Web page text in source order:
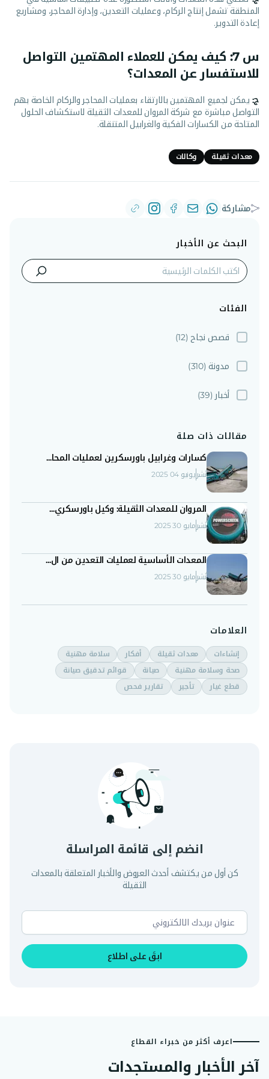
المنطقة تشمل إنتاج الركام، وعمليات التعدين، وإدارة المحاجر، ومشاريع
إعادة التدوير.
س 7: كيف يمكن للعملاء المهتمين التواصل
للاستفسار عن المعدات؟
ج: يمكن لجميع المهتمين بالارتقاء بعمليات المحاجر والركام الخاصة بهم
التواصل مباشرة مع شركة المروان للمعدات الثقيلة لاستكشاف الحلول
المتاحة من الكسارات الفكية والغرابيل المتنقلة.
معدات ثقيلة وكالات
مشاركة
البحث عن الأخبار
الفئات
قصص نجاح (12)
مدونة (310)
أخبار (39)
مقالات ذات صلة
كسارات وغرابيل باورسكرين لعمليات المحا...
نُشر يونيو 04 2025
المروان للمعدات الثقيلة: وكيل باورسكري...
نُشر مايو 30 2025
المعدات الأساسية لعمليات التعدين من ال...
نُشر مايو 30 2025
العلامات
إنشاءات معدات ثقيلة أفكار
سلامة مهنية
صحة وسلامة مهنية
صيانة
قوائم تدقيق صيانة
قطع غيار
تأجير تقارير فحص
انضم إلى قائمة المراسلة
كن أول من يكتشف أحدث العروض والأخبار المتعلقة بالمعدات
الثقيلة
ابقَ على اطلاع
اعرف أكثر من خبراء القطاع
آخر الأخبار والمستجدات